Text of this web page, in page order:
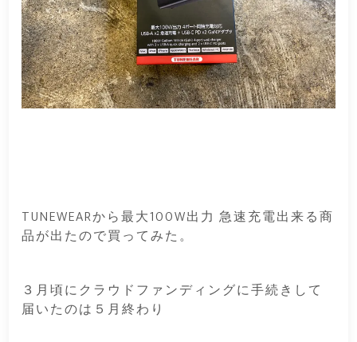
TUNEWEARから最大100W出力 急速充電出来る商
品が出たので買ってみた。
３月頃にクラウドファンディングに手続きして
届いたのは５月終わり